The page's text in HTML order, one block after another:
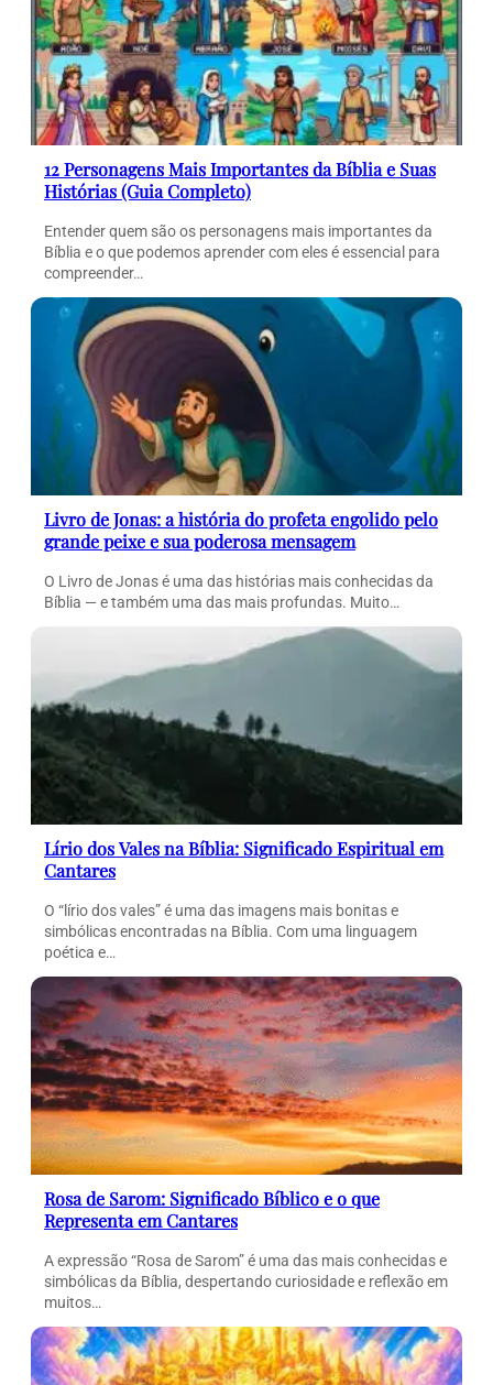
12 Personagens Mais Importantes da Bíblia e Suas
Histórias (Guia Completo)
Entender quem são os personagens mais importantes da
Bíblia e o que podemos aprender com eles é essencial para
compreender…
Livro de Jonas: a história do profeta engolido pelo
grande peixe e sua poderosa mensagem
O Livro de Jonas é uma das histórias mais conhecidas da
Bíblia — e também uma das mais profundas. Muito…
Lírio dos Vales na Bíblia: Significado Espiritual em
Cantares
O “lírio dos vales” é uma das imagens mais bonitas e
simbólicas encontradas na Bíblia. Com uma linguagem
poética e…
Rosa de Sarom: Significado Bíblico e o que
Representa em Cantares
A expressão “Rosa de Sarom” é uma das mais conhecidas e
simbólicas da Bíblia, despertando curiosidade e reflexão em
muitos…